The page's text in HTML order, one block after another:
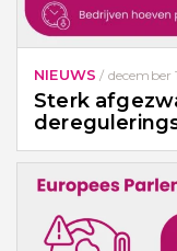
NIEUWS / december
Sterk